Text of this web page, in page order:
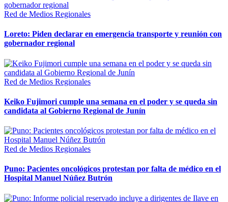
Red de Medios Regionales
Loreto: Piden declarar en emergencia transporte y reunión con
gobernador regional
Red de Medios Regionales
Keiko Fujimori cumple una semana en el poder y se queda sin
candidata al Gobierno Regional de Junín
Red de Medios Regionales
Puno: Pacientes oncológicos protestan por falta de médico en el
Hospital Manuel Núñez Butrón